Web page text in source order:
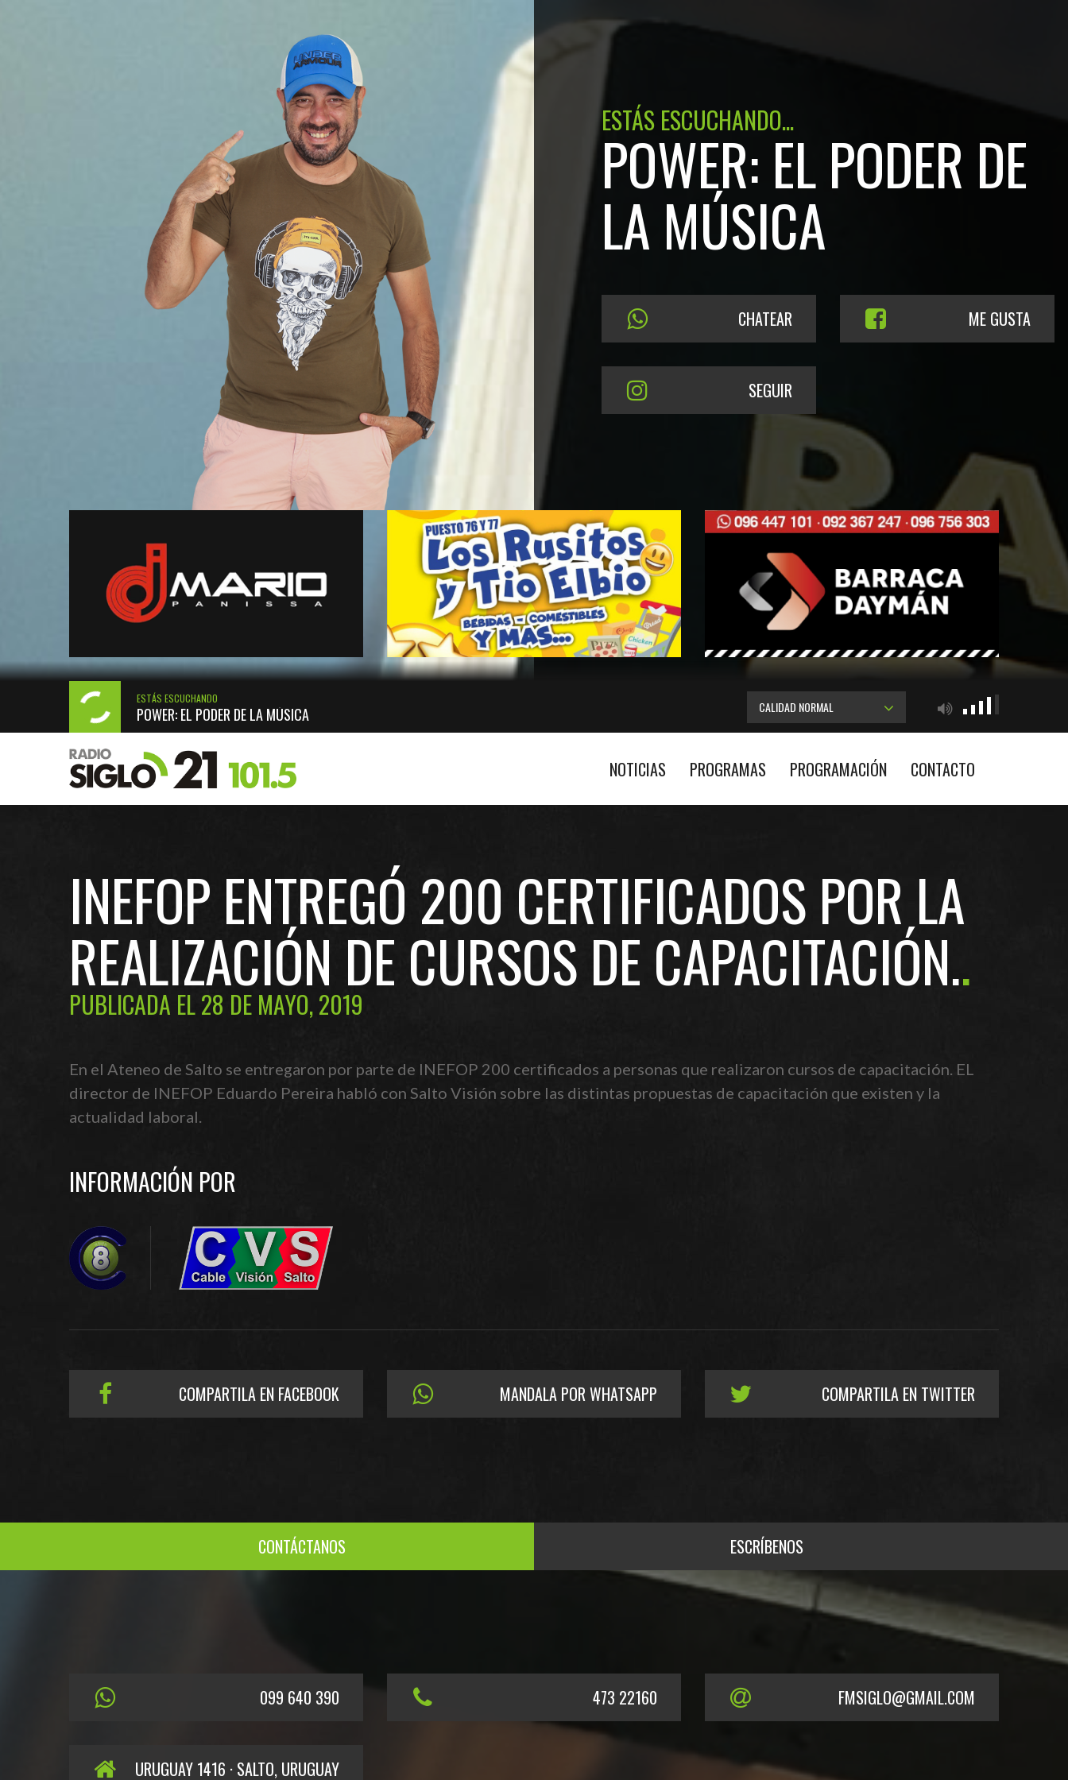
ESTÁS ESCUCHANDO...
POWER: EL PODER DE
LA MÚSICA
CHATEAR ME GUSTA
SEGUIR
ESTÁS ESCUCHANDO
POWER: EL PODER DE LA MÚSICA CALIDAD NORMAL
NOTICIAS PROGRAMAS PROGRAMACIÓN CONTACTO
INEFOP ENTREGÓ 200 CERTIFICADOS POR LA
REALIZACIÓN DE CURSOS DE CAPACITACIÓN.
PUBLICADA EL 28 DE MAYO, 2019
En el Ateneo de Salto se entregaron por parte de INEFOP 200 certificados a personas que realizaron cursos de capacitación. EL
director de INEFOP Eduardo Pereira habló con Salto Visión sobre las distintas propuestas de capacitación que existen y la
actualidad laboral.
INFORMACIÓN POR
COMPARTILA EN FACEBOOK MANDALA POR WHATSAPP COMPARTILA EN TWITTER
CONTÁCTANOS ESCRÍBENOS
099 640 390 473 22160 FMSIGLO@GMAIL.COM
URUGUAY 1416 · SALTO, URUGUAY